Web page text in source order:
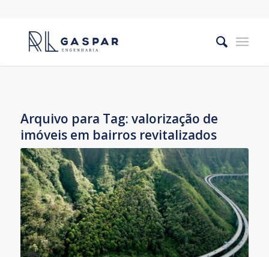
Arquivo para Tag: valorização de
imóveis em bairros revitalizados